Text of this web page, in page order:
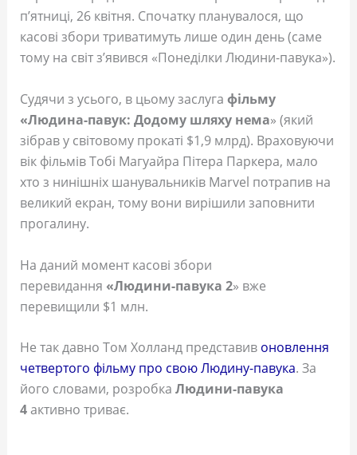
п’ятниці, 26 квітня. Спочатку планувалося, що
касові збори триватимуть лише один день (саме
тому на світ з’явився «Понеділки Людини-павука»).
Судячи з усього, в цьому заслуга фільму
«Людина-павук: Додому шляху нема» (який
зібрав у світовому прокаті $1,9 млрд). Враховуючи
вік фільмів Тобі Магуайра Пітера Паркера, мало
хто з нинішніх шанувальників Marvel потрапив на
великий екран, тому вони вирішили заповнити
прогалину.
На даний момент касові збори
перевидання «Людини-павука 2» вже
перевищили $1 млн.
Не так давно Том Холланд представив оновлення
четвертого фільму про свою Людину-павука. За
його словами, розробка Людини-павука
4активно триває.